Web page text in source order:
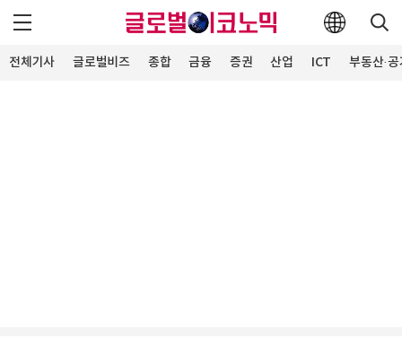
전체기사 글로벌비즈 종합 금융 증권 산업 ICT 부동산·